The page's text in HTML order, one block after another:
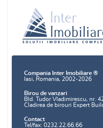
Compania Inter Imobiliare ®
Iasi, Romania, 2002-2026
Birou de vanzari
Bld. Tudor Vladimirescu, nr.
Cladirea de birouri Expert
Contact
Tel/fax: 0232.22.66.66